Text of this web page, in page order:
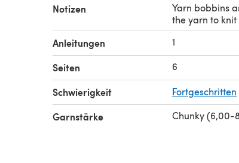
Notizen
Yarn bobbins
the yarn to
Anleitungen 1
Seiten 6
Schwierigkeit Fortgeschritten
Garnstärke Chunky (6,00-